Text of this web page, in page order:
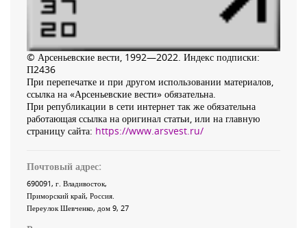
© Арсеньевские вести, 1992—2022. Индекс подписки:
П2436
При перепечатке и при другом использовании материалов,
ссылка на «Арсеньевские вести» обязательна.
При републикации в сети интернет так же обязательна
работающая ссылка на оригинал статьи, или на главную
страницу сайта: https://www.arsvest.ru/
Почтовый адрес:
690091, г. Владивосток,
Приморский край, Россия
Переулок Шевченко, дом 9, 27